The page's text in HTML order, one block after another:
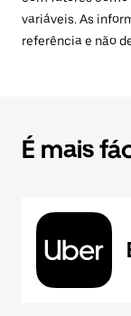
variáveis. As
referência e não
É mais